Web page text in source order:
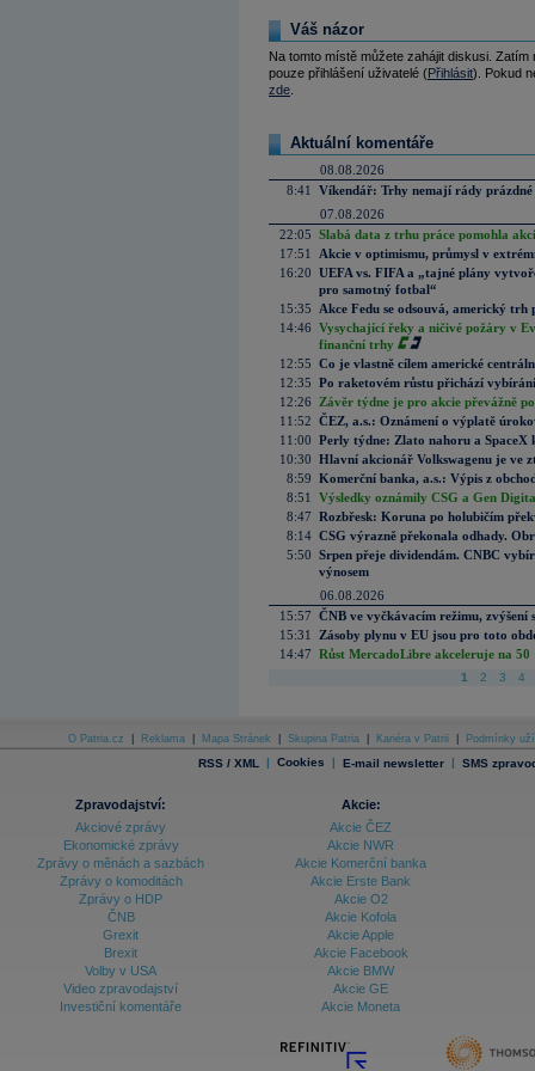
Váš názor
Na tomto místě můžete zahájit diskusi.
pouze přihlášení uživatelé (Přihlásit). Pokud
zde
Aktuální komentáře
08.08.2026
8:41
Víkendář: Trhy nemají rády prázdné
07.08.2026
22:05 Slabá data z trhu práce pomohla
17:51
Akcie v optimismu, průmysl v
16:20 UEFA vs. FIFA a „tajné plány
pro samotný fotbal“
15:35
Akce Fedu se odsouvá, americký
14:46 Vysychající řeky a ničivé požáry v
finanční trhy
12:55 Co je vlastně cílem americké
12:35 Po raketovém růstu přichází
12:26
Závěr týdne je pro akcie převážně
11:52 ČEZ, a.s.: Oznámení o výplatě
11:00 Perly týdne: Zlato nahoru a SpaceX
10:30 Hlavní akcionář Volkswagenu je ve
8:59 Komerční banka, a.s.: Výpis z
8:51
Výsledky oznámily CSG a Gen
8:47 Rozbřesk: Koruna po holubičím
8:14 CSG výrazně překonala odhady.
5:50 Srpen přeje dividendám. CNBC
výnosem
06.08.2026
15:57 ČNB ve vyčkávacím režimu, zvýšení
15:31
Zásoby plynu v EU jsou pro toto
14:47 Růst MercadoLibre akceleruje na
1 2 3 4
O Patria.cz Reklama Mapa Stránek Skupina Patria Kariéra v Patrii Podmínky
RSS / XML | Cookies | E-mail newsletter | SMS
Zpravodajství:
Akciové zprávy
Ekonomické zprávy
Zprávy o měnách a sazbách
Zprávy o komoditách
Zprávy o HDP
ČNB
Grexit
Brexit
Volby v USA
Video zpravodajství
Investiční komentáře
Akcie:
Akcie ČEZ
Akcie NWR
Akcie Komerční banka
Akcie Erste Bank
Akcie O2
Akcie Kofola
Akcie Apple
Akcie Facebook
Akcie BMW
Akcie GE
Akcie Moneta